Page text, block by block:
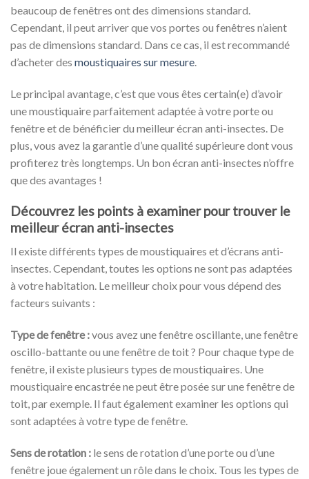
beaucoup de fenêtres ont des dimensions standard.
Cependant, il peut arriver que vos portes ou fenêtres n’aient
pas de dimensions standard. Dans ce cas, il est recommandé
d’acheter des moustiquaires sur mesure.
Le principal avantage, c’est que vous êtes certain(e) d’avoir
une moustiquaire parfaitement adaptée à votre porte ou
fenêtre et de bénéficier du meilleur écran anti-insectes. De
plus, vous avez la garantie d’une qualité supérieure dont vous
profiterez très longtemps. Un bon écran anti-insectes n’offre
que des avantages !
Découvrez les points à examiner pour trouver le
meilleur écran anti-insectes
Il existe différents types de moustiquaires et d’écrans anti-
insectes. Cependant, toutes les options ne sont pas adaptées
à votre habitation. Le meilleur choix pour vous dépend des
facteurs suivants :
Type de fenêtre :vous avez une fenêtre oscillante, une fenêtre
oscillo-battante ou une fenêtre de toit ? Pour chaque type de
fenêtre, il existe plusieurs types de moustiquaires. Une
moustiquaire encastrée ne peut être posée sur une fenêtre de
toit, par exemple. Il faut également examiner les options qui
sont adaptées à votre type de fenêtre.
Sens de rotation : le sens de rotation d’une porte ou d’une
fenêtre joue également un rôle dans le choix. Tous les types de